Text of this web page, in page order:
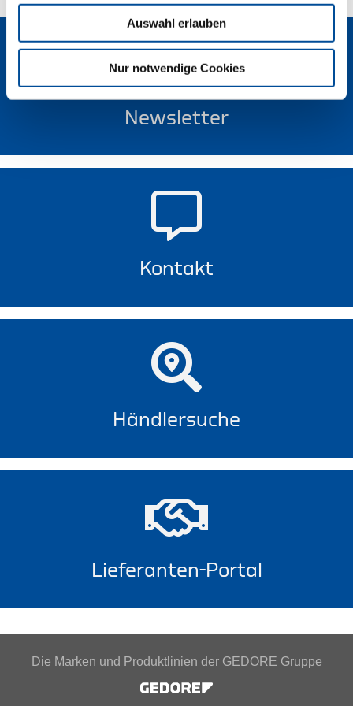
Auswahl erlauben
Nur notwendige Cookies
Newsletter
Kontakt
Händlersuche
Lieferanten-Portal
Die Marken und Produktlinien der GEDORE Gruppe